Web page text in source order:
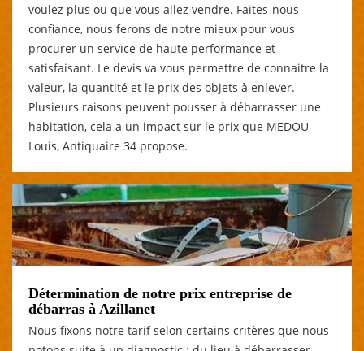
voulez plus ou que vous allez vendre. Faites-nous
confiance, nous ferons de notre mieux pour vous
procurer un service de haute performance et
satisfaisant. Le devis va vous permettre de connaitre la
valeur, la quantité et le prix des objets à enlever.
Plusieurs raisons peuvent pousser à débarrasser une
habitation, cela a un impact sur le prix que MEDOU
Louis, Antiquaire 34 propose.
Détermination de notre prix entreprise de
débarras à Azillanet
Nous fixons notre tarif selon certains critères que nous